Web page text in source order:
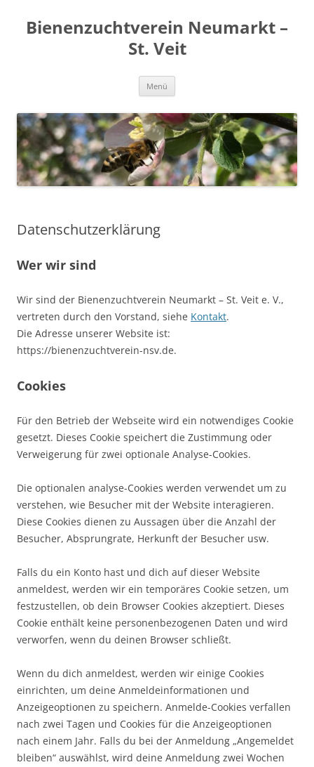
springen
Bienenzuchtverein Neumarkt –
St. Veit
Menü
Datenschutzerklärung
Wer wir sind
Wir sind der Bienenzuchtverein Neumarkt – St. Veit e. V.,
vertreten durch den Vorstand, siehe Kontakt.
Die Adresse unserer Website ist:
https://bienenzuchtverein-nsv.de.
Cookies
Für den Betrieb der Webseite wird ein notwendiges Cookie
gesetzt. Dieses Cookie speichert die Zustimmung oder
Verweigerung für zwei optionale Analyse-Cookies.
Die optionalen analyse-Cookies werden verwendet um zu
verstehen, wie Besucher mit der Website interagieren.
Diese Cookies dienen zu Aussagen über die Anzahl der
Besucher, Absprungrate, Herkunft der Besucher usw.
Falls du ein Konto hast und dich auf dieser Website
anmeldest, werden wir ein temporäres Cookie setzen, um
festzustellen, ob dein Browser Cookies akzeptiert. Dieses
Cookie enthält keine personenbezogenen Daten und wird
verworfen, wenn du deinen Browser schließt.
Wenn du dich anmeldest, werden wir einige Cookies
einrichten, um deine Anmeldeinformationen und
Anzeigeoptionen zu speichern. Anmelde-Cookies verfallen
nach zwei Tagen und Cookies für die Anzeigeoptionen
nach einem Jahr. Falls du bei der Anmeldung „Angemeldet
bleiben“ auswählst, wird deine Anmeldung zwei Wochen